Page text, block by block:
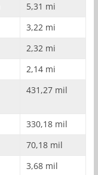
5,31 mi
3,22 mi
2,32 mi
2,14 mi
431,27 mil
330,18 mil
70,18 mil
3,68 mil